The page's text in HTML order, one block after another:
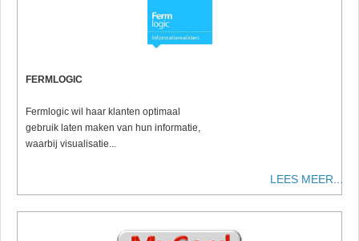
FERMLOGIC
Fermlogic wil haar klanten optimaal
gebruik laten maken van hun informatie,
waarbij visualisatie...
LEES MEER...